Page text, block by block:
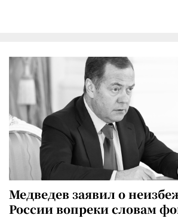
Медведев заявил о
России вопреки словам